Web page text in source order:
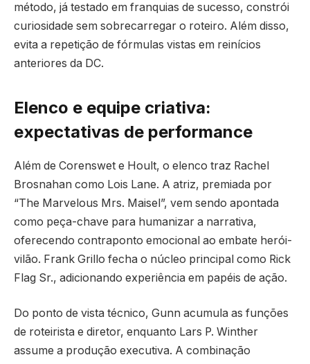
método, já testado em franquias de sucesso, constrói
curiosidade sem sobrecarregar o roteiro. Além disso,
evita a repetição de fórmulas vistas em reinícios
anteriores da DC.
Elenco e equipe criativa:
expectativas de performance
Além de Corenswet e Hoult, o elenco traz Rachel
Brosnahan como Lois Lane. A atriz, premiada por
“The Marvelous Mrs. Maisel”, vem sendo apontada
como peça-chave para humanizar a narrativa,
oferecendo contraponto emocional ao embate herói-
vilão. Frank Grillo fecha o núcleo principal como Rick
Flag Sr., adicionando experiência em papéis de ação.
Do ponto de vista técnico, Gunn acumula as funções
de roteirista e diretor, enquanto Lars P. Winther
assume a produção executiva. A combinação